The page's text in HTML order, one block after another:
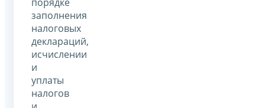
заполнения
налоговых
деклараций,
исчислении
и
уплаты
налогов